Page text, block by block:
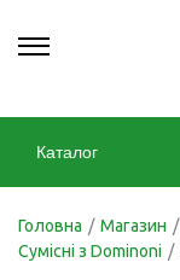
Каталог
Головна / Магазин /
Сумісні з Dominoni /